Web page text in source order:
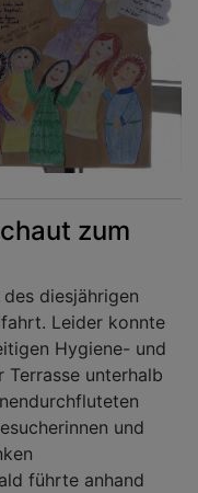
zum
diesjährigen
Leider konnte
Hygiene- und
unterhalb
und
führte anhand